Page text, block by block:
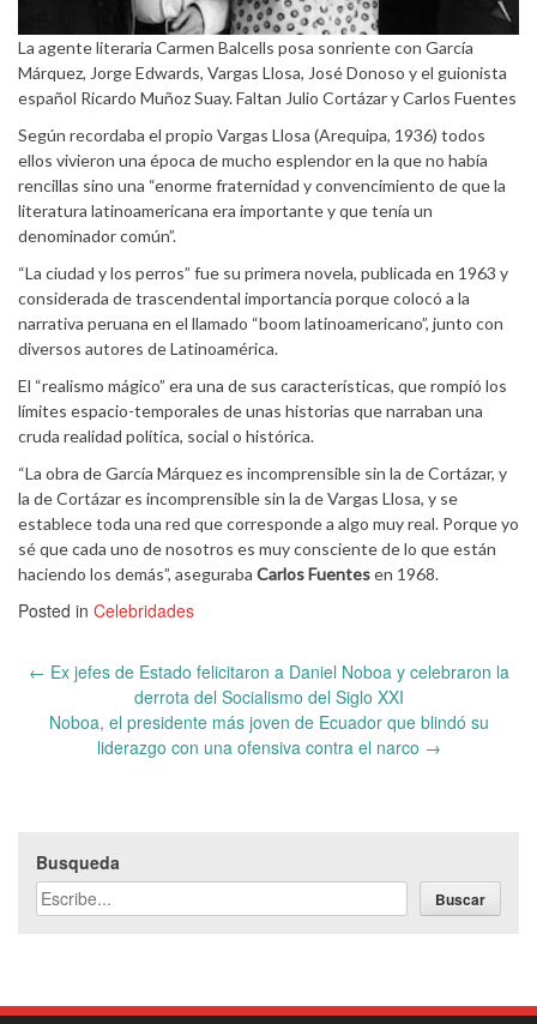
La agente literaria Carmen Balcells posa sonriente con García
Márquez, Jorge Edwards, Vargas Llosa, José Donoso y el guionista
español Ricardo Muñoz Suay. Faltan Julio Cortázar y Carlos Fuentes
Según recordaba el propio Vargas Llosa (Arequipa, 1936) todos
ellos vivieron una época de mucho esplendor en la que no había
rencillas sino una “enorme fraternidad y convencimiento de que la
literatura latinoamericana era importante y que tenía un
denominador común”.
“La ciudad y los perros” fue su primera novela, publicada en 1963 y
considerada de trascendental importancia porque colocó a la
narrativa peruana en el llamado “boom latinoamericano”, junto con
diversos autores de Latinoamérica.
El “realismo mágico” era una de sus características, que rompió los
límites espacio-temporales de unas historias que narraban una
cruda realidad política, social o histórica.
“La obra de García Márquez es incomprensible sin la de Cortázar, y
la de Cortázar es incomprensible sin la de Vargas Llosa, y se
establece toda una red que corresponde a algo muy real. Porque yo
sé que cada uno de nosotros es muy consciente de lo que están
haciendo los demás”, aseguraba Carlos Fuentesen 1968.
Posted in Celebridades
Post
← Ex jefes de Estado felicitaron a Daniel Noboa y celebraron la
derrota del Socialismo del Siglo XXI
Noboa, el presidente más joven de Ecuador que blindó su
liderazgo con una ofensiva contra el narco →
Busqueda
Buscar